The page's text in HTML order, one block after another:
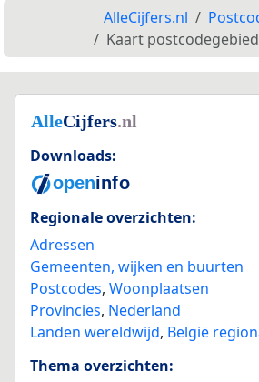
AlleCijfers.nl
Kaart
Downloads:
Regionale overzichten:
Adressen
Gemeenten, wijken en buurten
Postcodes, Woonplaatsen
Provincies, Nederland
Landen wereldwijd, België
Thema overzichten: